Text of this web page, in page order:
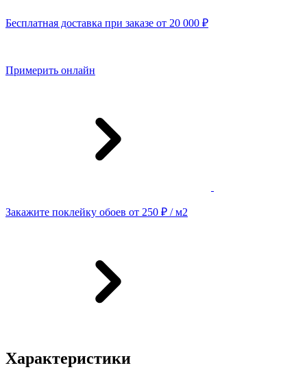
Бесплатная доставка при заказе от 20 000 ₽
Примерить онлайн
Закажите поклейку обоев от 250 ₽ / м2
Характеристики